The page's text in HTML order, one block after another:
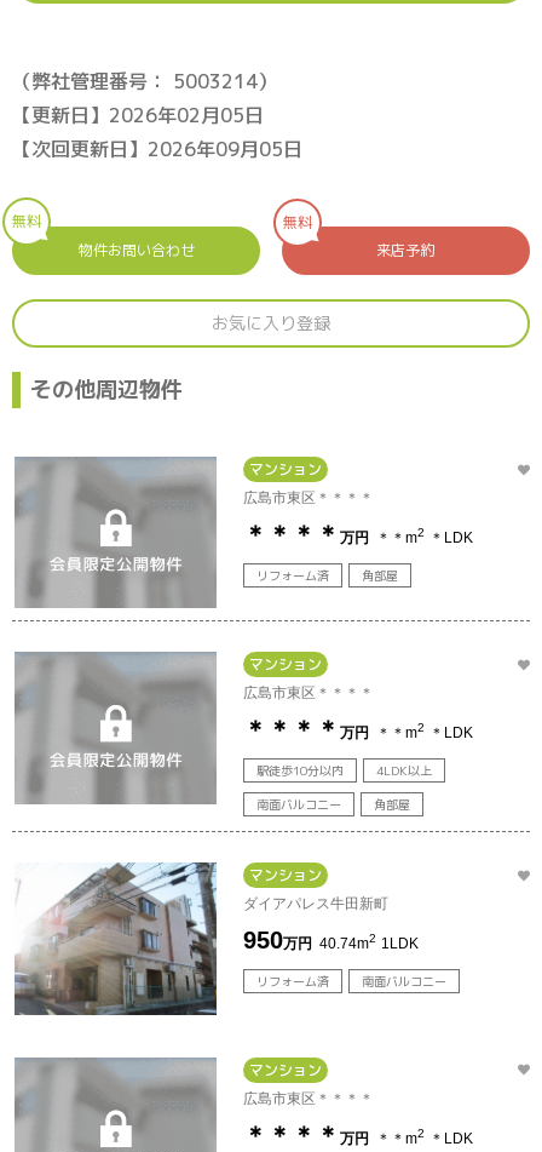
（弊社管理番号： 5003214）
【更新日】2026年02月05日
【次回更新日】2026年09月05日
無料
物件お問い合わせ
無料
来店予約
お気に入り登録
その他周辺物件
マンション
広島市東区＊＊＊＊
＊＊＊＊万円 ＊＊m2 ＊LDK
リフォーム済 角部屋
マンション
広島市東区＊＊＊＊
＊＊＊＊万円 ＊＊m2 ＊LDK
駅徒歩10分以内
4LDK以上
南面バルコニー
角部屋
マンション
ダイアパレス牛田新町
950万円 40.74m2 1LDK
リフォーム済 南面バルコニー
マンション
広島市東区＊＊＊＊
＊＊＊＊万円 ＊＊m2 ＊LDK